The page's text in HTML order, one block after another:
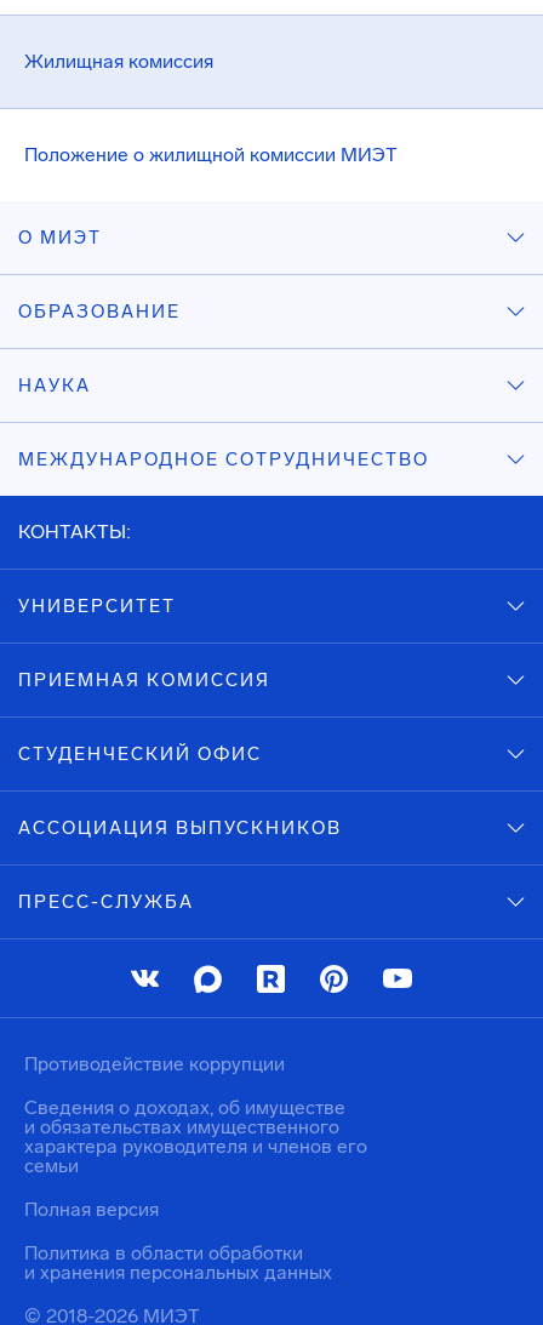
Жилищная комиссия
Положение о жилищной комиссии МИЭТ
О МИЭТ
ОБРАЗОВАНИЕ
НАУКА
МЕЖДУНАРОДНОЕ СОТРУДНИЧЕСТВО
КОНТАКТЫ:
УНИВЕРСИТЕТ
ПРИЕМНАЯ КОМИССИЯ
СТУДЕНЧЕСКИЙ ОФИС
АССОЦИАЦИЯ ВЫПУСКНИКОВ
ПРЕСС-СЛУЖБА
© 2018-2026 МИЭТ
Политика в области обработки
и хранения персональных данных
Противодействие коррупции
Сведения о доходах, об имуществе
и обязательствах имущественного
характера руководителя и членов его
семьи
Полная версия